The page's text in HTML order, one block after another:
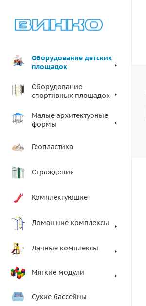
Оборудование детских
площадок
Оборудование
спортивных площадок
Малые архитектурные
формы
Геопластика
Ограждения
Комплектующие
Домашние комплексы
Дачные комплексы
Мягкие модули
Сухие бассейны